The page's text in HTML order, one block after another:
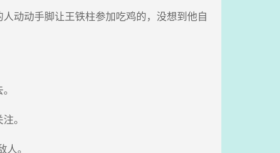
动动手脚让王铁柱参加吃鸡的，没想到他自
。
。